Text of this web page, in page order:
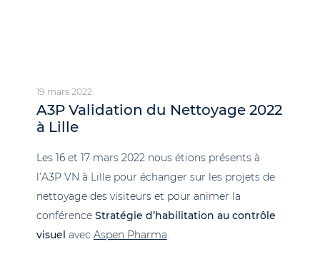
19 mars 2022
A3P Validation du Nettoyage 2022
à Lille
Les 16 et 17 mars 2022 nous étions présents à
l’A3P VN à Lille pour échanger sur les projets de
nettoyage des visiteurs et pour animer la
conférence Stratégie d’habilitation au contrôle
visuel avec Aspen Pharma.